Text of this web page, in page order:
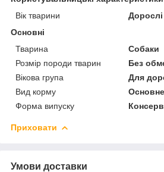
Вік тварини
Основні
Тварина
Собаки
Розмір породи тварин
Без
Вікова група
Для
Вид корму
Форма випуску
Приховати
Умови доставки